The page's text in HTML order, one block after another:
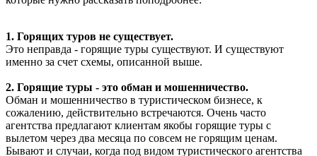
1. Горящих туров не существует.
Это неправда - горящие туры существуют. И существуют
именно за счет схемы, описанной выше.
2. Горящие туры - это обман и мошенничество.
Обман и мошенничество в туристическом бизнесе, к
сожалению, действительно встречаются. Очень часто
агентства предлагают клиентам якобы горящие туры с
вылетом через два месяца по совсем не горящим ценам.
Бывают и случаи, когда под видом туристического агентства